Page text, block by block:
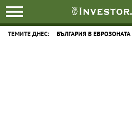
ТЕМИТЕ ДНЕС: БЪЛГАРИЯ В ЕВРОЗОНАТА